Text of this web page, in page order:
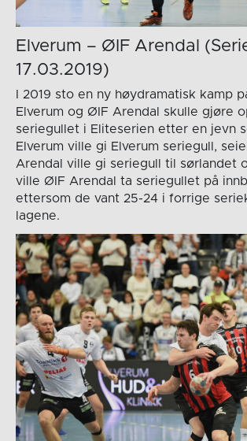
Elverum – ØIF Arendal
17.03.2019)
I 2019 sto en ny høydramatisk kamp
Elverum og ØIF Arendal skulle gjøre
seriegullet i Eliteserien etter en jevn
Elverum ville gi Elverum seriegull,
Arendal ville gi seriegull til sørlandet
ville ØIF Arendal ta seriegullet på
ettersom de vant 25-24 i forrige
lagene.